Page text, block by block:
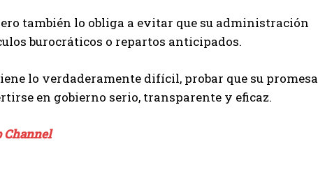
también lo obliga a evitar que su administración
burocráticos o repartos anticipados.
lo verdaderamente difícil, probar que su promesa
en gobierno serio, transparente y eficaz.
Channel